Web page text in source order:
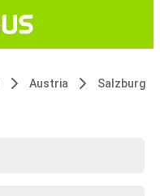
Austria Salzburg